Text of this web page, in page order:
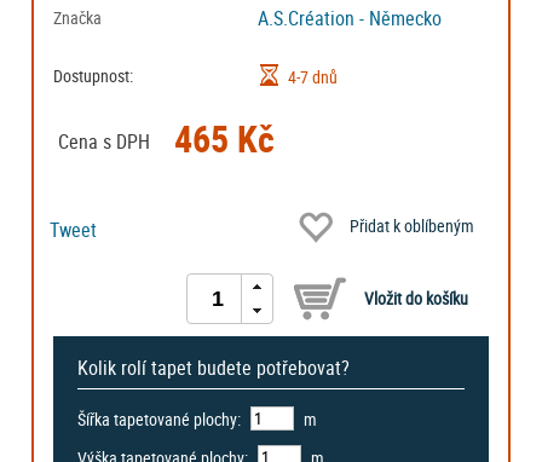
Značka
A.S.Création - Německo
Dostupnost: 4-7 dnů
Cena s DPH 465 Kč
Tweet Přidat k oblíbeným
Kolik rolí tapet budete potřebovat?
Šířka tapetované plochy:
m
Výška tapetované plochy:
m